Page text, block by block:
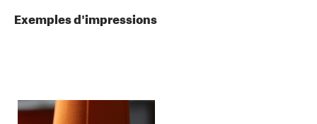
Exemples d'impressions